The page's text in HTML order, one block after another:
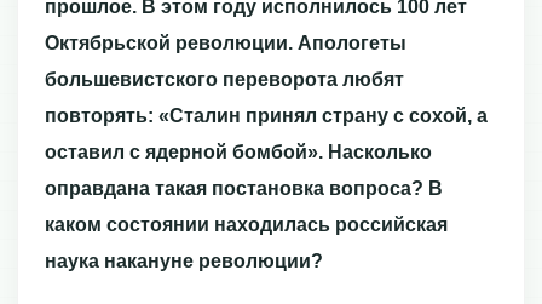
прошлое. В этом году исполнилось 100 лет
Октябрьской революции. Апологеты
большевистского переворота любят
повторять: «Сталин принял страну с сохой, а
оставил с ядерной бомбой». Насколько
оправдана такая постановка вопроса? В
каком состоянии находилась российская
наука накануне революции?